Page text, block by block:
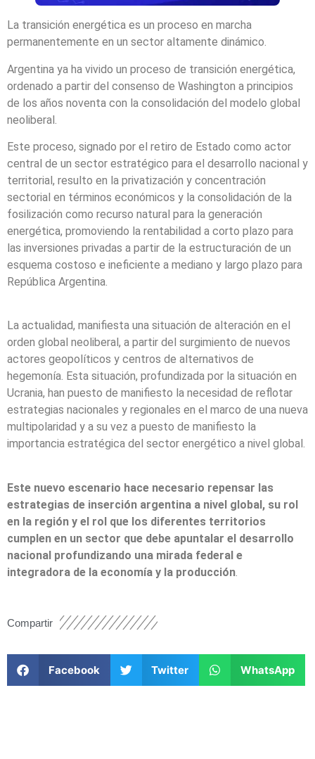
La transición energética es un proceso en marcha
permanentemente en un sector altamente dinámico.
Argentina ya ha vivido un proceso de transición energética,
ordenado a partir del consenso de Washington a principios
de los años noventa con la consolidación del modelo global
neoliberal.
Este proceso, signado por el retiro de Estado como actor
central de un sector estratégico para el desarrollo nacional y
territorial, resulto en la privatización y concentración
sectorial en términos económicos y la consolidación de la
fosilización como recurso natural para la generación
energética, promoviendo la rentabilidad a corto plazo para
las inversiones privadas a partir de la estructuración de un
esquema costoso e ineficiente a mediano y largo plazo para
República Argentina.
La actualidad, manifiesta una situación de alteración en el
orden global neoliberal, a partir del surgimiento de nuevos
actores geopolíticos y centros de alternativos de
hegemonía. Esta situación, profundizada por la situación en
Ucrania, han puesto de manifiesto la necesidad de reflotar
estrategias nacionales y regionales en el marco de una nueva
multipolaridad y a su vez a puesto de manifiesto la
importancia estratégica del sector energético a nivel global.
Este nuevo escenario hace necesario repensar las
estrategias de inserción argentina a nivel global, su rol
en la región y el rol que los diferentes territorios
cumplen en un sector que debe apuntalar el desarrollo
nacional profundizando una mirada federal e
integradora de la economía y la producción.
Compartir
Facebook Twitter WhatsApp